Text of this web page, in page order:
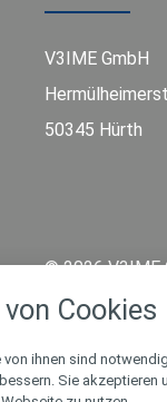
V3IME GmbH
50345 Hürth
© 2026 V3IME
Cookies
ihnen sind
Sie akzeptieren
akzeptieren oder zu